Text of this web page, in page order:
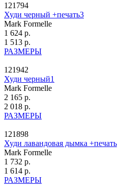
121794
Худи черный +печать3
Mark Formelle
1 624 р.
1 513 р.
РАЗМЕРЫ
121942
Худи черный1
Mark Formelle
2 165 р.
2 018 р.
РАЗМЕРЫ
121898
Худи лавандовая дымка +печать
Mark Formelle
1 732 р.
1 614 р.
РАЗМЕРЫ